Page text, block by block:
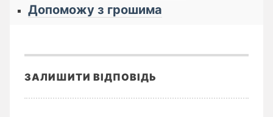
Допоможу з грошима
ЗАЛИШИТИ ВІДПОВІДЬ